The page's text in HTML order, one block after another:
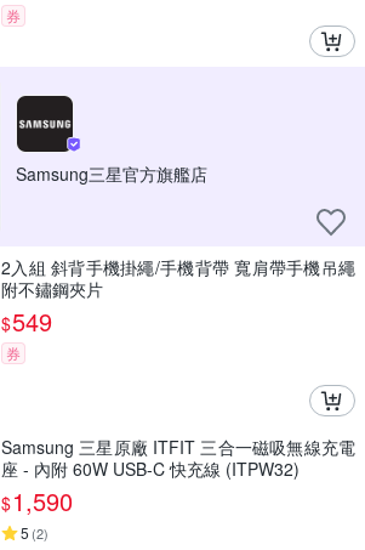
券
Samsung三星官方旗艦店
2入組 斜背手機掛繩/手機背帶 寬肩帶手機吊繩
附不鏽鋼夾片
$549
券
Samsung 三星原廠 ITFIT 三合一磁吸無線充電
座 - 內附 60W USB-C 快充線 (ITPW32)
$1,590
5 (2)